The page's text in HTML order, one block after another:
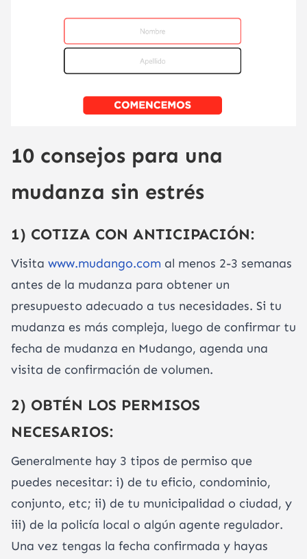
10 consejos para una
mudanza sin estrés
1) COTIZA CON ANTICIPACIÓN:
Visita www.mudango.com al menos 2-3 semanas
antes de la mudanza para obtener un
presupuesto adecuado a tus necesidades. Si tu
mudanza es más compleja, luego de confirmar tu
fecha de mudanza en Mudango, agenda una
visita de confirmación de volumen.
2) OBTÉN LOS PERMISOS
NECESARIOS:
Generalmente hay 3 tipos de permiso que
puedes necesitar: i) de tu eficio, condominio,
conjunto, etc; ii) de tu municipalidad o ciudad, y
iii) de la policía local o algún agente regulador.
Una vez tengas la fecha confirmada y hayas